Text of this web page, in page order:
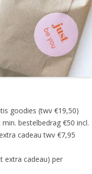
goodies (twv €19,50)
bestelbedrag €50 incl.
cadeau twv €7,95
extra cadeau) per